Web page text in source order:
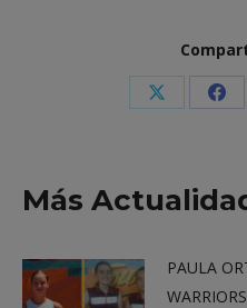
Share
Más
PAULA